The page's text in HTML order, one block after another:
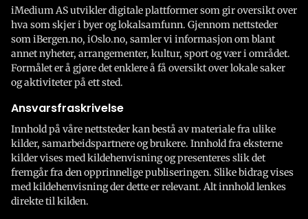
iMedium AS utvikler digitale plattformer som gir oversikt over
hva som skjer i byer og lokalsamfunn. Gjennom nettsteder
som iBergen.no, iOslo.no, samler vi informasjon om blant
annet nyheter, arrangementer, kultur, sport og vær i området.
Formålet er å gjøre det enklere å få oversikt over lokale saker
og aktiviteter på ett sted.
Ansvarsfraskrivelse
Innhold på våre nettsteder kan bestå av materiale fra ulike
kilder, samarbeidspartnere og brukere. Innhold fra eksterne
kilder vises med kildehenvisning og presenteres slik det
fremgår fra den opprinnelige publiseringen. Slike bidrag vises
med kildehenvisning der dette er relevant. Alt innhold lenkes
direkte til kilden.